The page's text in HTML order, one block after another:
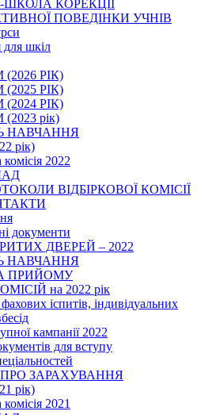
КОРЕКЦІЇ
ПОВЕДІНКИ УЧНІВ
для шкіл
РІК)
РІК)
РІК)
рік)
НАВЧАННЯ
рік)
комісія 2022
ВІДБІРКОВОЇ КОМІСІЇ
документи
ДВЕРЕЙ – 2022
НАВЧАННЯ
ПРИЙОМУ
на 2022 рік
іспитів, індивідуальних
кампанії 2022
для вступу
ЗАРАХУВАННЯ
рік)
2021